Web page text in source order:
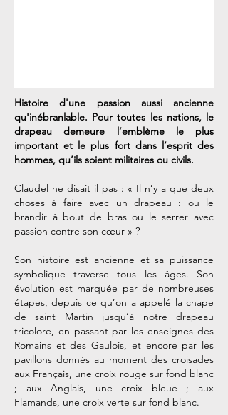
Histoire d'une passion aussi ancienne
qu'inébranlable. Pour toutes les nations, le
drapeau demeure l’emblème le plus
important et le plus fort dans l’esprit des
hommes, qu’ils soient militaires ou civils.
Claudel ne disait il pas : « Il n’y a que deux
choses à faire avec un drapeau : ou le
brandir à bout de bras ou le serrer avec
passion contre son cœur » ?
Son histoire est ancienne et sa puissance
symbolique traverse tous les âges. Son
évolution est marquée par de nombreuses
étapes, depuis ce qu’on a appelé la chape
de saint Martin jusqu’à notre drapeau
tricolore, en passant par les enseignes des
Romains et des Gaulois, et encore par les
pavillons donnés au moment des croisades
aux Français, une croix rouge sur fond blanc
; aux Anglais, une croix bleue ; aux
Flamands, une croix verte sur fond blanc.